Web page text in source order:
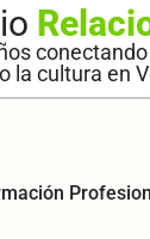
la cultura en